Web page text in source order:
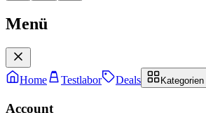
Menü
Home Testlabor Deals Kategorien
Account